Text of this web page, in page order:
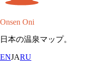
Onsen Oni
日本の温泉マップ。
ENJARU